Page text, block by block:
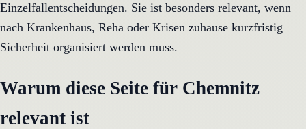
Einzelfallentscheidungen. Sie ist besonders relevant, wenn
nach Krankenhaus, Reha oder Krisen zuhause kurzfristig
Sicherheit organisiert werden muss.
Warum diese Seite für Chemnitz
relevant ist